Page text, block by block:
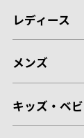
レディース
メンズ
キッズ・ベ